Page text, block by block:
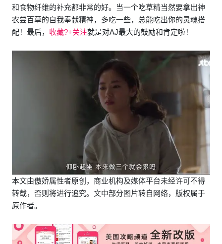
和食物纤维的补充都非常的好。当一个吃草精当然要拿出神
农尝百草的自我奉献精神，多吃一些，总能吃出你的灵魂搭
配！最后， 收藏?+关注就是对AJ最大的鼓励和肯定啦！
本文由傲娇属性者原创，商业机构及媒体平台未经许可不得
转载，否则将进行追究。文中部分图片转自网络，版权属于
原作者。